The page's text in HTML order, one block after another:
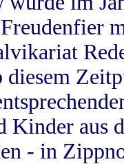
Kinder aus
- in